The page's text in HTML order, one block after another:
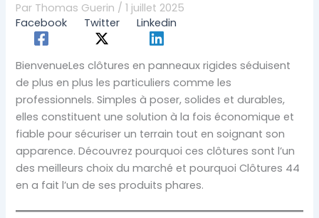
Par Thomas Guerin /1 juillet 2025
Facebook
Twitter Linkedin
BienvenueLes clôtures en panneaux rigides séduisent
de plus en plus les particuliers comme les
professionnels. Simples à poser, solides et durables,
elles constituent une solution à la fois économique et
fiable pour sécuriser un terrain tout en soignant son
apparence. Découvrez pourquoi ces clôtures sont l’un
des meilleurs choix du marché et pourquoi Clôtures 44
en a fait l’un de ses produits phares.